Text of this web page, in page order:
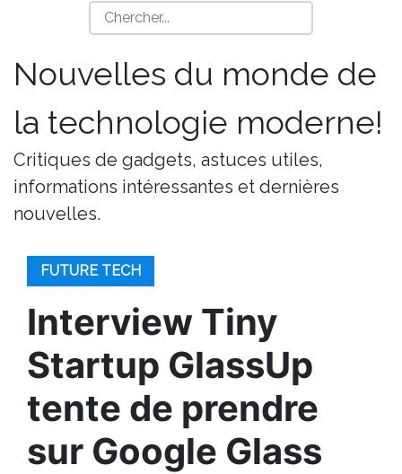
Nouvelles du monde de
la technologie moderne!
Critiques de gadgets, astuces utiles,
informations intéressantes et dernières
nouvelles.
FUTURE TECH
Interview Tiny
Startup GlassUp
tente de prendre
sur Google Glass